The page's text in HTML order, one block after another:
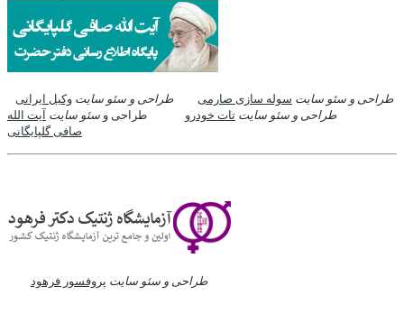
طراحی و سئو سایت سوله سازی صارمی طراحی و سئو سایت وکیل ایرانی
طراحی و سئو سایت تات خودرو طراحی و سئو سایت آیت الله
صافی گلپایگانی
طراحی و سئو سایت پروفسور فرهود